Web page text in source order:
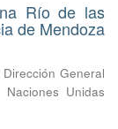
Río de las
de Mendoza
General
Unidas